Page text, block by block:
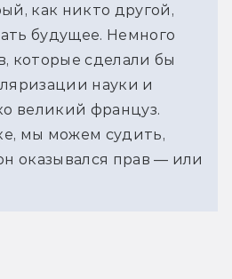
как никто другой,
будущее. Немного
которые сделали бы
науки и
великий француз.
мы можем судить,
оказывался прав — или